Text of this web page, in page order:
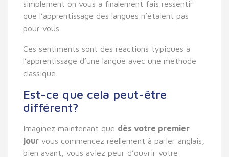
simplement on vous a finalement fais ressentir
que l’apprentissage des langues n’étaient pas
pour vous.
Ces sentiments sont des réactions typiques à
l’apprentissage d’une langue avec une méthode
classique.
Est-ce que cela peut-être
différent?
Imaginez maintenant que dès votre premier
jour vous commencez réellement à parler anglais,
bien avant, vous aviez peur d’ouvrir votre